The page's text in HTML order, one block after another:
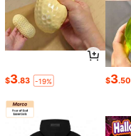
$3.83 -19% $3.50